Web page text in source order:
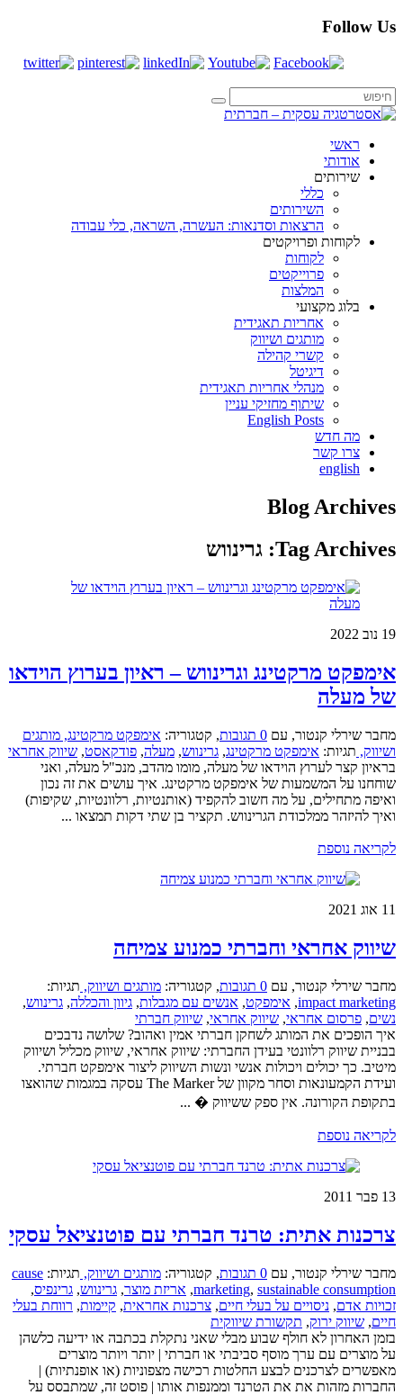
Follow Us
ראשי
אודותי
שירותים
כללי
השירותים
הרצאות וסדנאות: העשרה, השראה, כלי עבודה
לקוחות ופרויקטים
לקוחות
פרוייקטים
המלצות
בלוג מקצועי
אחריות תאגידית
מותגים ושיווק
קשרי קהילה
דיגיטל
מנהלי אחריות תאגידית
שיתוף מחזיקי עניין
English Posts
מה חדש
צרו קשר
english
Blog Archives
Tag Archives: גרינווש
19 נוב 2022
אימפקט מרקטינג וגרינווש – ראיון בערוץ הוידאו
של מעלה
מחבר שירלי קנטור, עם 0 תגובות , קטגוריה: אימפקט מרקטינג, מותגים
ושיווק, תגיות: אימפקט מרקטינג, גרינווש, מעלה, פודקאסט, שיווק אחראי
בראיון קצר לערוץ הוידאו של מעלה, מומו מהדב, מנכ"ל מעלה, ואני
שוחחנו על המשמעות של אימפקט מרקטינג. איך עושים את זה נכון
ואיפה מתחילים, על מה חשוב להקפיד (אותנטיות, רלוונטיות, שקיפות)
ואיך להיזהר ממלכודת הגרינווש. תקציר בן שתי דקות תמצאו ...
לקריאה נוספת
11 אוג 2021
שיווק אחראי וחברתי כמנוע צמיחה
מחבר שירלי קנטור, עם 0 תגובות , קטגוריה: מותגים ושיווק, תגיות:
impact marketing
, אימפקט, אנשים עם מגבלות, גיוון והכללה, גרינווש,
נשים, פרסום אחראי, שיווק אחראי, שיווק חברתי
איך הופכים את המותג לשחקן חברתי אמין ואהוב? שלושה נדבכים
בבניית שיווק רלוונטי בעידן החברתי: שיווק אחראי, שיווק מכליל ושיווק
מיטיב. כך יכולים ויכולות אנשי ונשות השיווק ליצור אימפקט חברתי.
ועידת הקמעונאות וסחר מקוון של The Marker עסקה במגמות שהואצו
בתקופת הקורונה. אין ספק ששיווק � ...
לקריאה נוספת
13 פבר 2011
צרכנות אתית: טרנד חברתי עם פוטנציאל עסקי
מחבר שירלי קנטור, עם 0 תגובות , קטגוריה: מותגים ושיווק, תגיות: cause
marketing, sustainable consumption
, אריזת מוצר, גרינווש, גרינפיס,
זכויות אדם, ניסויים על בעלי חיים, צרכנות אחראית, קיימות, רווחת בעלי
חיים, שיווק ירוק, תקשורת שיווקית
בזמן האחרון לא חולף שבוע מבלי שאני נתקלת בכתבה או ידיעה כלשהן
על מוצרים עם ערך מוסף סביבתי או חברתי | יותר ויותר מוצרים
מאפשרים לצרכנים לבצע החלטות רכישה מצפוניות (או אופנתיות) |
החברות מזהות את את הטרנד וממנפות אותו | פוסט זה, שמתבסס על